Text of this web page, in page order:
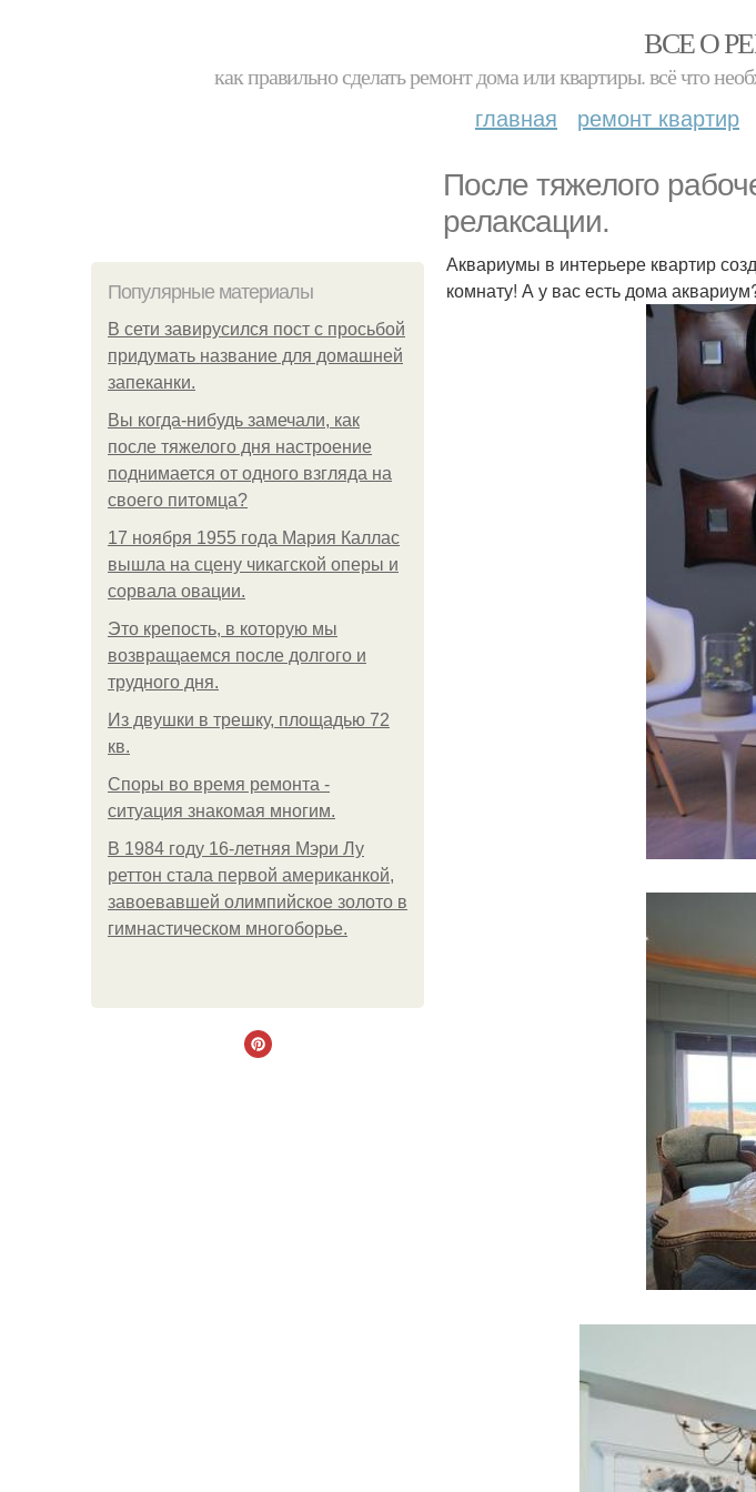
ВСЕ О
как правильно сделать ремонт дома или квартиры. всё что
главная ремонт квартир
После тяжелого
релаксации.
Популярные материалы
В сети завирусился пост с просьбой
придумать название для домашней
запеканки.
Вы когда-нибудь замечали, как
после тяжелого дня настроение
поднимается от одного взгляда на
своего питомца?
17 ноября 1955 года Мария Каллас
вышла на сцену чикагской оперы и
сорвала овации.
Это крепость, в которую мы
возвращаемся после долгого и
трудного дня.
Из двушки в трешку, площадью 72
кв.
Споры во время ремонта -
ситуация знакомая многим.
В 1984 году 16-летняя Мэри Лу
реттон стала первой американкой,
завоевавшей олимпийское золото в
гимнастическом многоборье.
Аквариумы в интерьере квартир
комнату! А у вас есть дома